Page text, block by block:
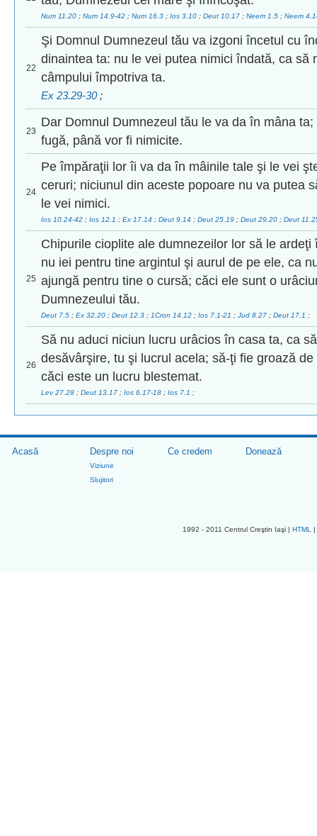
Num 11.20 ; Num 14.9-42 ; Num 16.3 ; Ios 3.10 ; Deut 10.17 ; Neem 1.5 ; Neem
22
Şi Domnul Dumnezeul tău va izgoni încetul cu
dinaintea ta: nu le vei putea nimici îndată, ca să
câmpului împotriva ta.
Ex 23.29-30 ;
23
Dar Domnul Dumnezeul tău le va da în mâna
fugă, până vor fi nimicite.
24
Pe împăraţii lor îi va da în mâinile tale şi le vei
ceruri; niciunul din aceste popoare nu va putea
le vei nimici.
Ios 10.24-42 ; Ios 12.1 ; Ex 17.14 ; Deut 9.14 ; Deut 25.19 ; Deut 29.20 ; Deut
25
Chipurile cioplite ale dumnezeilor lor să le
nu iei pentru tine argintul şi aurul de pe ele, ca
ajungă pentru tine o cursă; căci ele sunt o
Dumnezeului tău.
Deut 7.5 ; Ex 32.20 ; Deut 12.3 ; 1Cron 14.12 ; Ios 7.1-21 ; Jud 8.27 ; Deut 17.1 ;
26
Să nu aduci niciun lucru urâcios în casa ta, ca
desăvârşire, tu şi lucrul acela; să-ţi fie groază
căci este un lucru blestemat.
Lev 27.28 ; Deut 13.17 ; Ios 6.17-18 ; Ios 7.1 ;
Acasă Despre noi
Viziune
Slujitori
Ce credem Donează
1992 - 2011 Centrul Creştin Iaşi |HTML